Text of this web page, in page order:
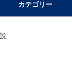
カテゴリー